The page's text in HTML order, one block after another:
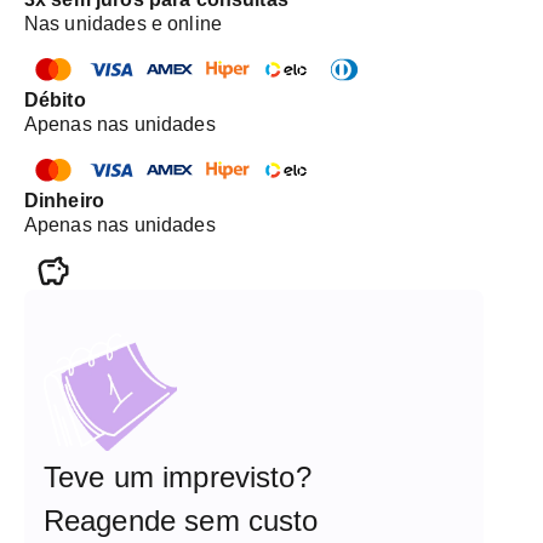
Nas unidades e online
Débito
Apenas nas unidades
Dinheiro
Apenas nas unidades
Teve um imprevisto?
Reagende sem custo